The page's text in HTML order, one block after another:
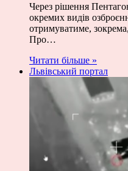
Через рішення
окремих видів
отримуватиме,
Про…
Читати більше »
Львівський портал